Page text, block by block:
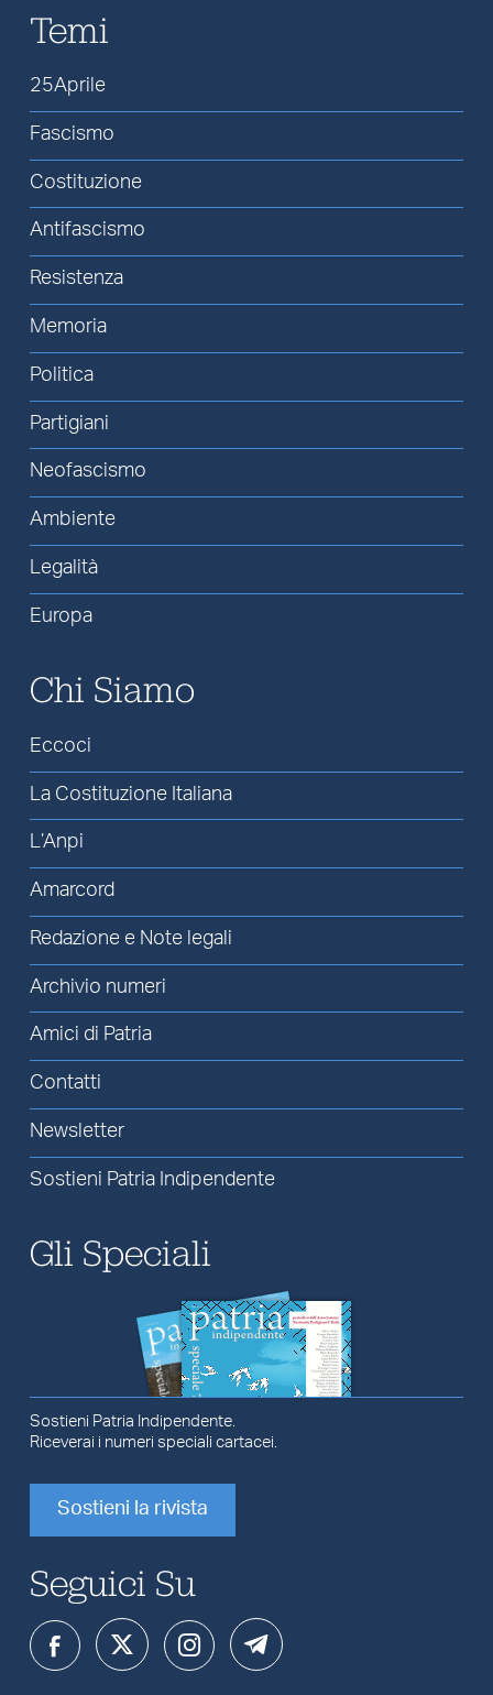
Temi
25Aprile
Fascismo
Costituzione
Antifascismo
Resistenza
Memoria
Politica
Partigiani
Neofascismo
Ambiente
Legalità
Europa
Chi Siamo
Eccoci
La Costituzione Italiana
L’Anpi
Amarcord
Redazione e Note legali
Archivio numeri
Amici di Patria
Contatti
Newsletter
Sostieni Patria Indipendente
Gli Speciali
Sostieni Patria Indipendente.
Riceverai i numeri speciali cartacei.
Sostieni la rivista
Seguici Su